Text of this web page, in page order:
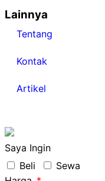
Lainnya
Tentang
Kontak
Artikel
Saya Ingin
Beli
Sewa